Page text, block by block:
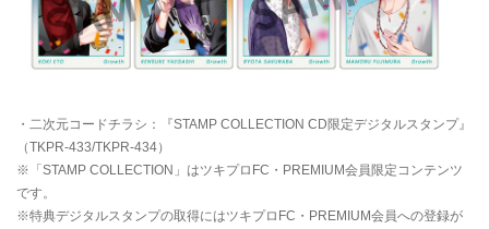
・二次元コードチラシ：『STAMP COLLECTION CD限定デジタルスタンプ』
（TKPR-433/TKPR-434）
※「STAMP COLLECTION」はツキプロFC・PREMIUM会員限定コンテンツ
です。
※特典デジタルスタンプの取得にはツキプロFC・PREMIUM会員への登録が